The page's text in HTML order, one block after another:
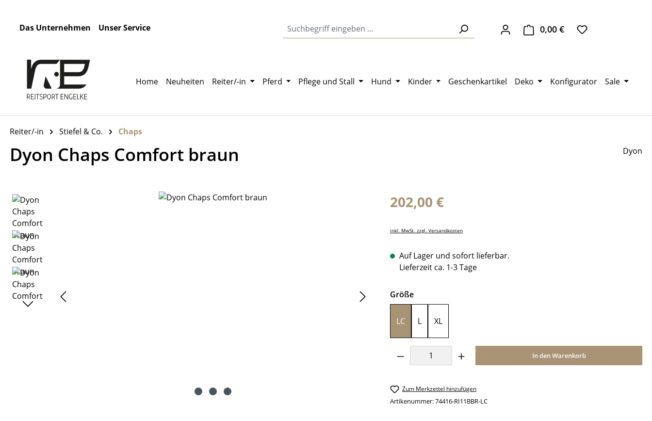
Das Unternehmen
Unser Service 0,00 €Warenkorb enthält 0
Home Neuheiten Reiter/-in Pferd Pflege und Stall Hund Kinder Geschenkartikel Deko Konfigurator Sale
Reiter/-in Stiefel & Co. Chaps
Dyon Chaps Comfort braun Dyon
Bildergalerie überspringen Regulärer Preis:
202,00 €
inkl. MwSt. zzgl. Versandkosten
Auf Lager und sofort lieferbar.
Lieferzeit ca. 1-3 Tage
Größeauswählen
LC L XL
Produkt Anzahl: Gib den gewünschten Wert
In den Warenkorb
Zum Merkzettel hinzufügen
Artikenummer:74416-RI11BBR-LC